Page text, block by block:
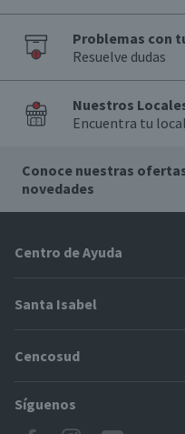
Problemas con
Resuelve dudas
Nuestros
Encuentra tu
Conoce nuestras
novedades
Centro de Ayuda
Problemas con tu pedido
Cómo modificar mis datos
Modos de entrega y cobertura
Santa Isabel
Proveedores
Cencosud
Paris
Síguenos